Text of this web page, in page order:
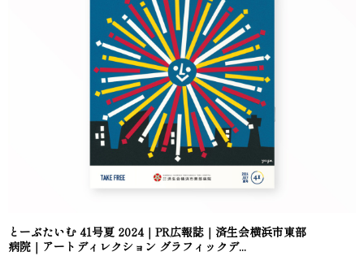
とーぶたいむ 41号夏 2024｜PR広報誌｜済生会横浜市東部
病院｜アートディレクション グラフィックデ...